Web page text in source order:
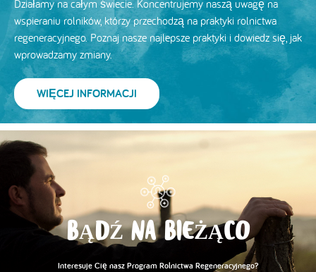
Działamy na całym świecie. Koncentrujemy naszą uwagę na
wspieraniu rolników, którzy przechodzą na praktyki rolnictwa
regeneracyjnego. Poznaj nasze najlepsze praktyki i dowiedz się, jak
wprowadzamy zmiany.
WIĘCEJ INFORMACJI
BĄDŹ NA BIEŻĄCO
Interesuje Cię nasz Program Rolnictwa Regeneracyjnego?